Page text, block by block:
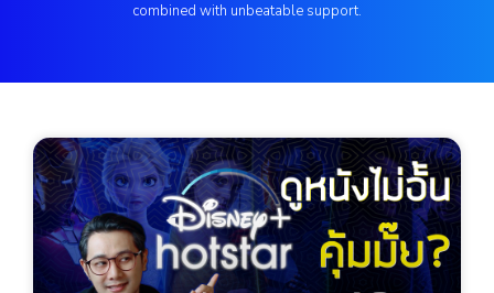
combined with unbeatable support.